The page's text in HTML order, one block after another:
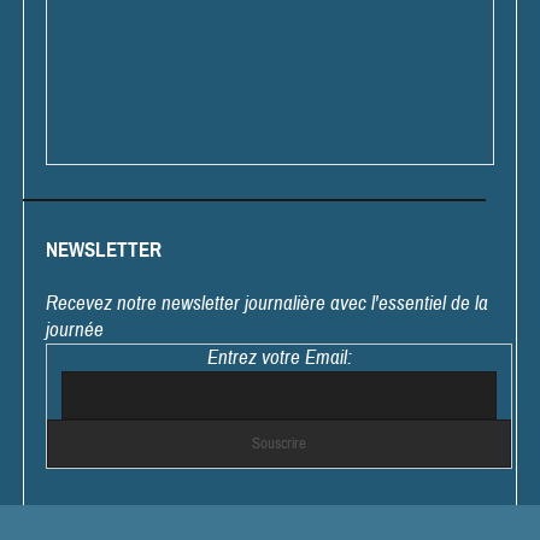
NEWSLETTER
Recevez notre newsletter journalière avec l'essentiel de la
journée
Entrez votre Email: